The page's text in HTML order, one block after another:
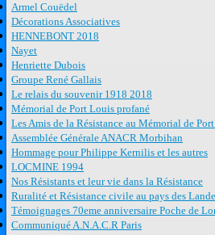
Armel Couëdel
Décorations Associatives
HENNEBONT 2018
Nayet
Henriette Dubois
Groupe René Gallais
Le relais du souvenir 1918 2018
Mémorial de Port Louis profané
Les Amis de la Résistance au Mémorial de
Assemblée Générale ANACR Morbihan
Hommage pour Philippe Kernilis et les autres
LOCMINE 1994
Nos Résistants et leur vie dans la Résistance
Ruralité et Résistance civile au pays des
Témoignages 70eme anniversaire Poche de
Communiqué A.N.A.C.R Paris